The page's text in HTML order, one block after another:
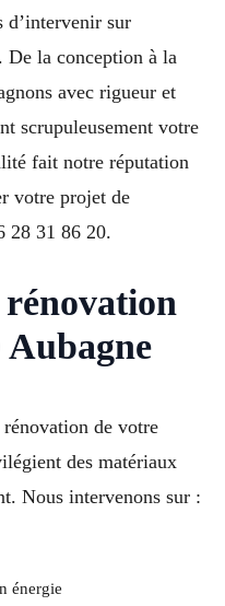
d’intervenir sur
De la conception à la
avec rigueur et
scrupuleusement votre
fait notre réputation
votre projet de
28 31 86 20.
rénovation
Aubagne
de votre
des matériaux
Nous intervenons sur :
énergie